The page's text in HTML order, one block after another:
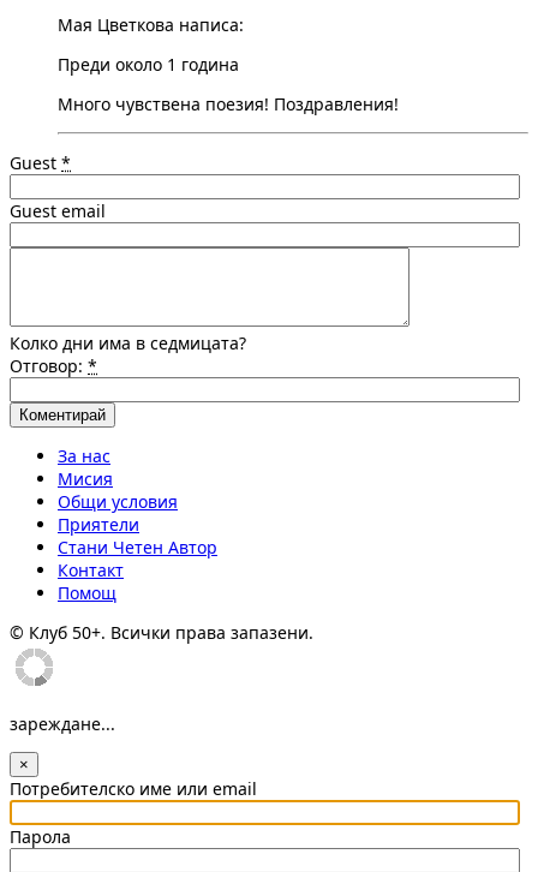
Мая Цветкова написа:
Преди около 1 година
Много чувствена поезия! Поздравления!
Guest *
Guest email
Колко дни има в седмицата?
Отговор: *
За нас
Мисия
Общи условия
Приятели
Стани Четен Автор
Контакт
Помощ
© Клуб 50+. Всички права запазени.
зареждане...
×
Потребителско име или email
Парола